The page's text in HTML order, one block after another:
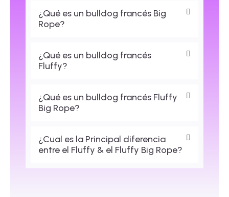
¿Qué es un bulldog francés Big
Rope?
¿Qué es un bulldog francés
Fluffy?
¿Qué es un bulldog francés Fluffy
Big Rope?
¿Cual es la Principal diferencia
entre el Fluffy & el Fluffy Big Rope?